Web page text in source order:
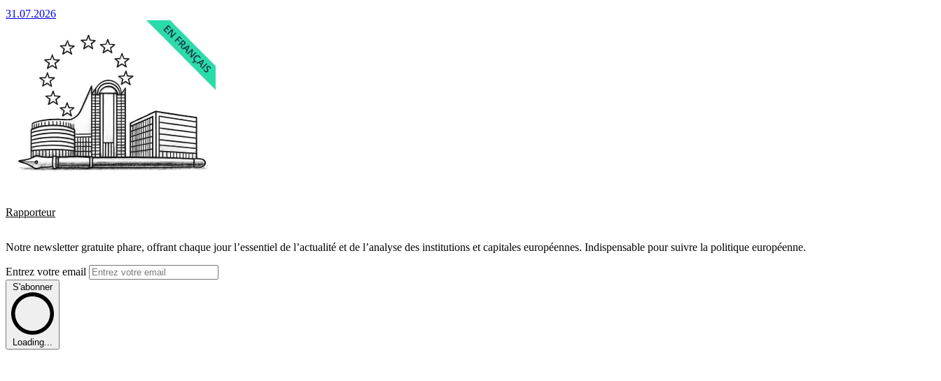
31.07.2026
Rapporteur
Notre newsletter gratuite phare, offrant chaque jour l’essentiel de l’actualité et de l’analyse des institutions et capitales européennes. Indispensable pour suivre la politique européenne.
Entrez votre email
S'abonner
Loading...